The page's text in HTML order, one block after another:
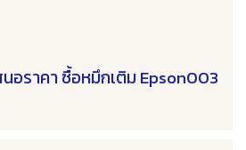
นอราคา ซื้อหมึกเติม Epson003